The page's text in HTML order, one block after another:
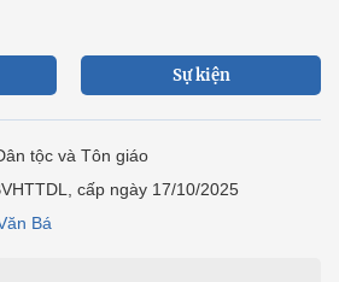
Sự kiện
tộc và Tôn giáo
cấp ngày 17/10/2025
Bá